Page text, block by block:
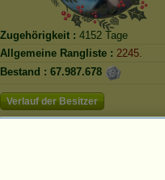
Zugehörigkeit : 4152 Tage
Allgemeine Rangliste : 2245.
Bestand : 67.987.678
Verlauf der Besitzer